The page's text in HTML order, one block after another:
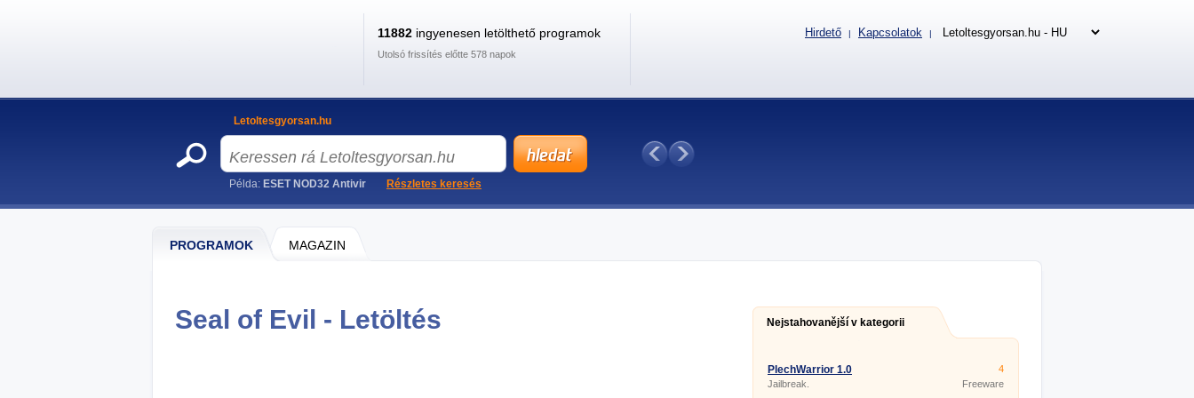
PROGRAMOK MAGAZIN
Seal of Evil - Letöltés Nejstahovanější v kategorii
PlechWarrior 1.0
Jailbreak.
4
Freeware
11882 ingyenesen letölthető programok
Utolsó frissítés előtte 578 napok
Hirdető | Kapcsolatok |
Letoltesgyorsan.hu
Példa: ESET NOD32 Antivir Részletes keresés